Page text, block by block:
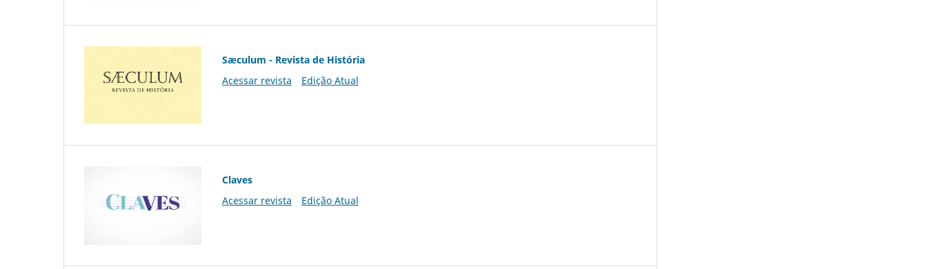
Sæculum - Revista de História
Acessar revista
Edição Atual
Claves
Acessar revista
Edição Atual